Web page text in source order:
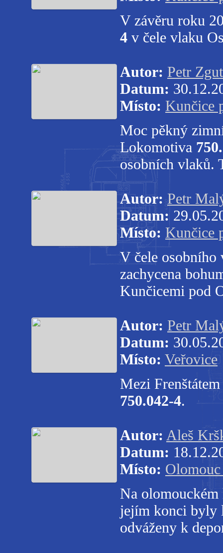
V závěru roku
4 v čele vlaku
Autor: Petr Zgut
Datum:
Místo: Kunčice
Moc pěkný
Lokomotiva
osobních vlaků.
Autor: Petr
Datum:
Místo: Kunčice
V čele osobního
zachycena
Kunčicemi pod
Autor: Petr
Datum:
Místo: Veřovice
Mezi
750.042-4.
Autor: Aleš
Datum:
Místo:
Na
jejím konci
odváženy k